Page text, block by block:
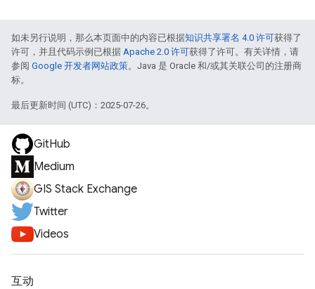
如未另行说明，那么本页面中的内容已根据知识共享署名 4.0 许可获得了
许可，并且代码示例已根据 Apache 2.0 许可获得了许可。有关详情，请
参阅 Google 开发者网站政策。Java 是 Oracle 和/或其关联公司的注册商
标。
最后更新时间 (UTC)：2025-07-26。
GitHub
Medium
GIS Stack Exchange
Twitter
Videos
互动